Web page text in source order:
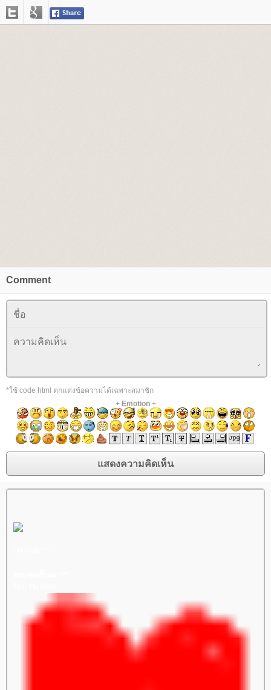
Comment
*ใช้ code html ตกแต่งข้อความได้เฉพาะสมาชิก
+ Emotion+